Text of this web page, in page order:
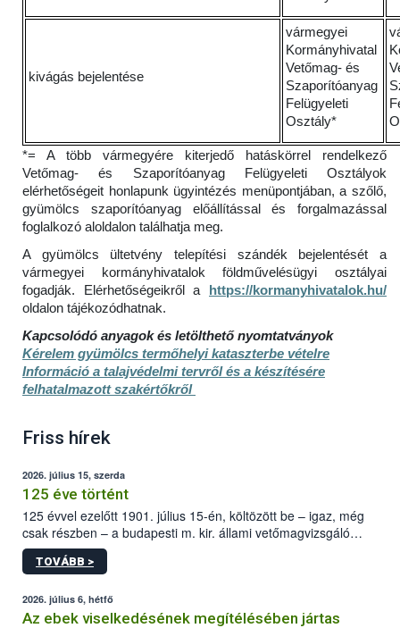
kivágás bejelentése
vármegyei
Kormányhivatal
Vetőmag- és
Szaporítóanyag
Felügyeleti
Osztály*
*= A több vármegyére kiterjedő hatáskörrel rendelkező
Vetőmag- és Szaporítóanyag Felügyeleti Osztályok
elérhetőségeit honlapunk ügyintézés menüpontjában, a szőlő,
gyümölcs szaporítóanyag előállítással és forgalmazással
foglalkozó aloldalon találhatja meg.
A gyümölcs ültetvény telepítési szándék bejelentését a
vármegyei kormányhivatalok földművelésügyi osztályai
fogadják. Elérhetőségeikről a
https://kormanyhivatalok.hu/
oldalon tájékozódhatnak.
Kapcsolódó anyagok és letölthető nyomtatványok
Kérelem gyümölcs termőhelyi kataszterbe vételre
Információ a talajvédelmi tervről és a készítésére
felhatalmazott szakértőkről
Friss hírek
2026. július 15, szerda
125 éve történt
125 évvel ezelőtt 1901. július 15-én, költözött be – igaz, még
csak részben – a budapesti m. kir. állami vetőmagvizsgáló
állomás a Kis Rókus utca 15. szám alatti, Czigler Győző által
tervezett új épületébe.
TOVÁBB >
2026. július 6, hétfő
Az ebek viselkedésének megítélésében jártas